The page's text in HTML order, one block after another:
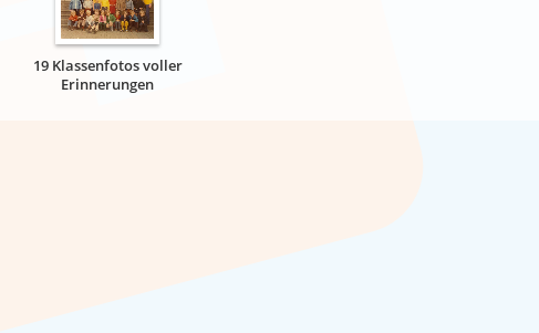
19 Klassenfotos voller
Erinnerungen